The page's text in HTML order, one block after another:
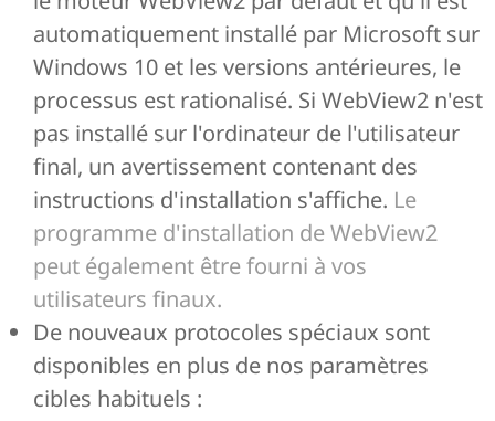
automatiquement installé par Microsoft sur
Windows 10 et les versions antérieures, le
processus est rationalisé. Si WebView2 n'est
pas installé sur l'ordinateur de l'utilisateur
final, un avertissement contenant des
instructions d'installation s'affiche. Le
programme d'installation de WebView2
peut également être fourni à vos
utilisateurs finaux.
De nouveaux protocoles spéciaux sont
disponibles en plus de nos paramètres
cibles habituels :